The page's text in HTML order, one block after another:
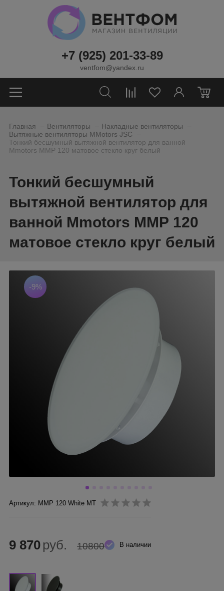
+7 (925) 201-33-89
ventfom@yandex.ru
0
Главная Вентиляторы Накладные вентиляторы
Вытяжные вентиляторы MMotors JSC _
Тонкий бесшумный вытяжной вентилятор для ванной
Mmotors ММР 120 матовое стекло круг белый
Тонкий бесшумный
вытяжной вентилятор для
ванной Mmotors ММР 120
матовое стекло круг белый
-9%
Артикул: ММР 120 White MT
В наличии
9 870 руб. 10800